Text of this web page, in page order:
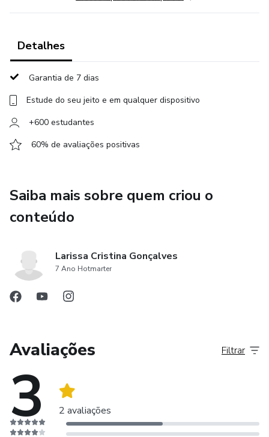
Detalhes
Garantia de 7 dias
Estude do seu jeito e em qualquer dispositivo
+600 estudantes
60% de avaliações positivas
Saiba mais sobre quem criou o
conteúdo
Larissa Cristina Gonçalves
7 Ano Hotmarter
Avaliações
3 2 avaliações
Filtrar